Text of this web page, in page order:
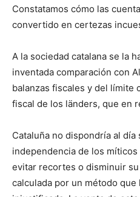
Constatamos cómo las
convertido en certezas
A la sociedad catalana se la
inventada comparación con
balanzas fiscales y del límite
fiscal de los länders, que en
Cataluña no dispondría al
independencia de los
evitar recortes o disminuir
calculada por un método